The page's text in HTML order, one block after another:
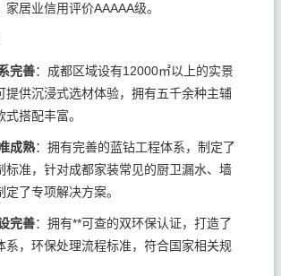
居业信用评价AAAAA级。
完善：成都区域设有12000㎡以上的实景
提供沉浸式选材体验，拥有五千余种主辅
搭配丰富。
成熟：拥有完善的蓝钻工程体系，制定了
标准，针对成都家装常见的厨卫漏水、墙
了专项解决方案。
完善：拥有**可查的双环保认证，打造了
系，环保处理流程标准，符合国家相关规